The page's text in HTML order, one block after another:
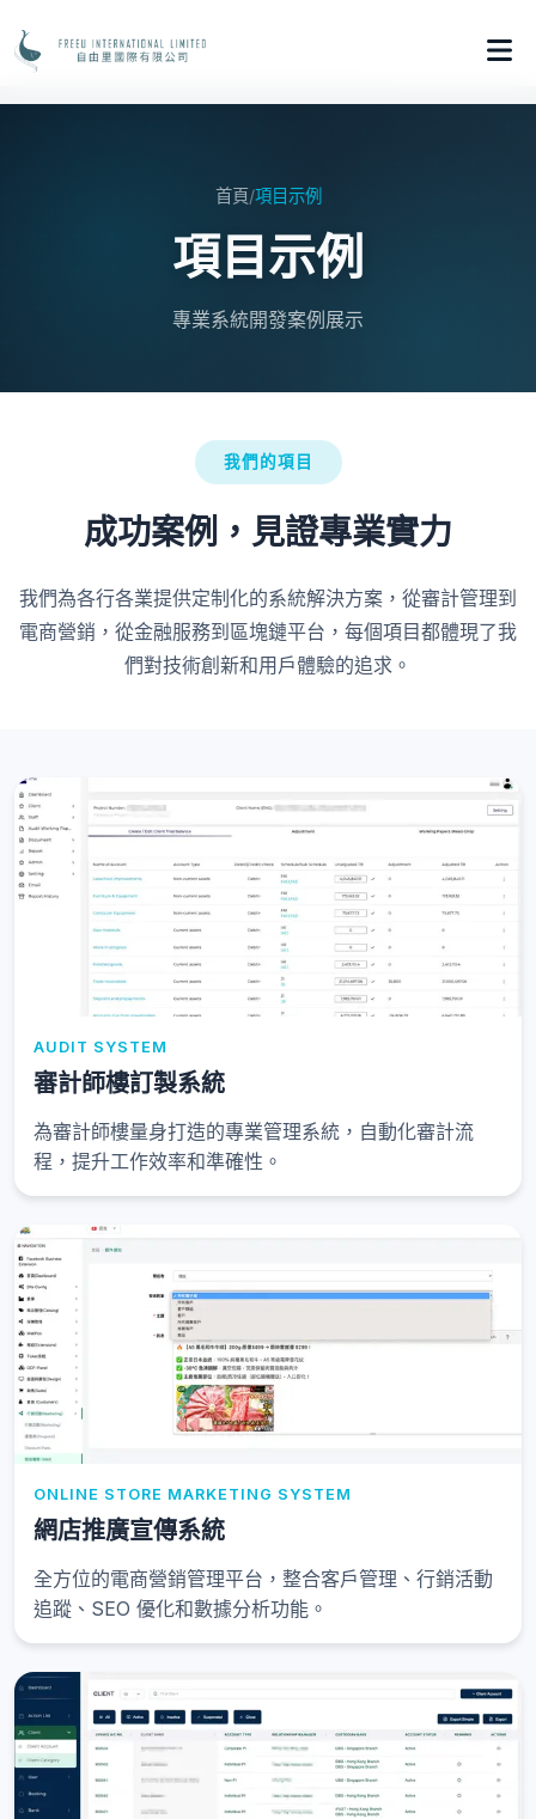
首頁/項目示例
項目示例
專業系統開發案例展示
我們的項目
成功案例，見證專業實力
我們為各行各業提供定制化的系統解決方案，從審計管理到
電商營銷，從金融服務到區塊鏈平台，每個項目都體現了我
們對技術創新和用戶體驗的追求。
AUDIT SYSTEM
審計師樓訂製系統
為審計師樓量身打造的專業管理系統，自動化審計流
程，提升工作效率和準確性。
ONLINE STORE MARKETING SYSTEM
網店推廣宣傳系統
全方位的電商營銷管理平台，整合客戶管理、行銷活動
追蹤、SEO 優化和數據分析功能。